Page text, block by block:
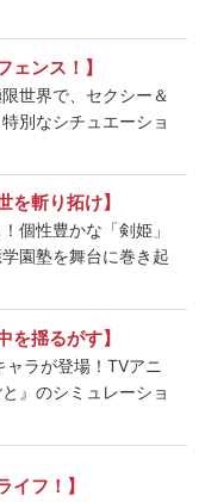
ェンス！】
世界で、セクシー＆
別なシチュエーショ
を斬り拓け】
個性豊かな「剣姫」
園塾を舞台に巻き起
を揺るがす】
ラが登場！TVアニ
』のシミュレーショ
イフ！】